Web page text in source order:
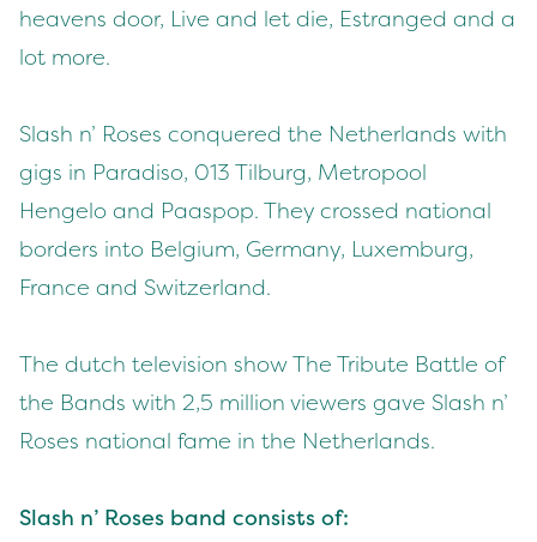
heavens door, Live and let die, Estranged and a
lot more.
Slash n’ Roses conquered the Netherlands with
gigs in Paradiso, 013 Tilburg, Metropool
Hengelo and Paaspop. They crossed national
borders into Belgium, Germany, Luxemburg,
France and Switzerland.
The dutch television show The Tribute Battle of
the Bands with 2,5 million viewers gave Slash n’
Roses national fame in the Netherlands.
Slash n’ Roses band consists of: